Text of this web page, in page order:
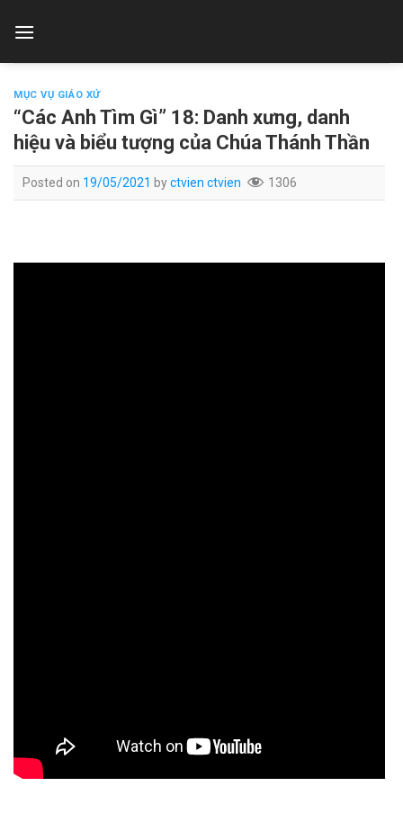
MỤC VỤ GIÁO XỨ
“Các Anh Tìm Gì” 18: Danh xưng, danh
hiệu và biểu tượng của Chúa Thánh Thần
Posted on 19/05/2021 byctvien ctvien 1306